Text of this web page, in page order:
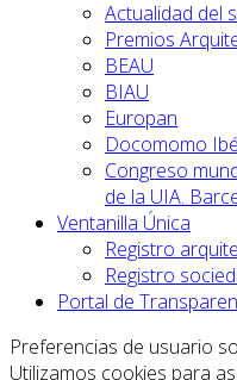
Actualidad del
Premios
BEAU
BIAU
Europan
Docomomo
Congreso
de la UIA.
Ventanilla Única
Registro
Registro
Portal de
Preferencias de usuario
Utilizamos cookies para